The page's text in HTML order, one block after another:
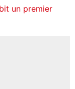
un premier